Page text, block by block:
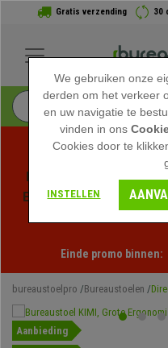
Gratis verzending 30
Einde promo binnen:
Profiteer van de
Exclusieve kortingen
bureaustoelpro Bureaustoelen
Aanbieding
We gebruiken onze
derden om het verkeer
en uw navigatie te
vinden in ons
Cookies door te
INSTELLEN